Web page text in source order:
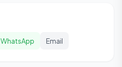
WhatsApp Email